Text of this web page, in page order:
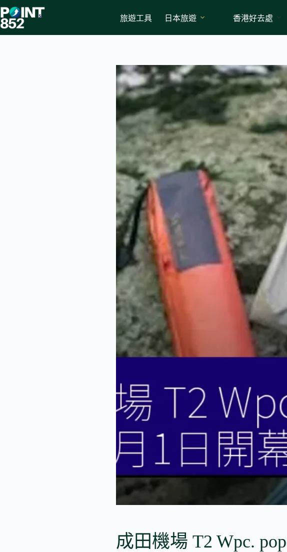
to
content
旅遊工具 日本旅遊 香港好去處
成田機場 T2 Wpc.